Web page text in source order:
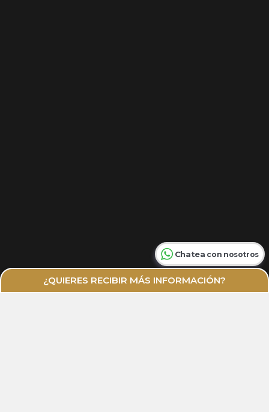
¿QUIERES RECIBIR MÁS INFORMACIÓN?
Chatea con nosotros